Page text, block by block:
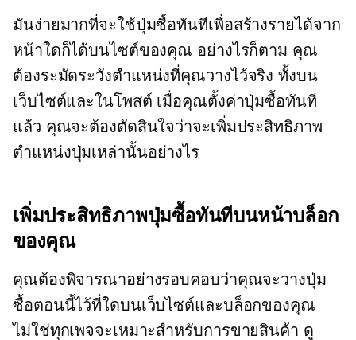
มันง่ายมากที่จะใช้ปุ่มซื้อทันทีเพื่อสร้างรายได้จาก
หน้าใดก็ได้บนไซต์ของคุณ อย่างไรก็ตาม คุณ
ต้องระมัดระวังตำแหน่งที่คุณวางไว้จริง ทั้งบน
เว็บไซต์และในโพสต์ เมื่อคุณตั้งค่าปุ่มซื้อทันที
แล้ว คุณจะต้องตัดสินใจว่าจะเพิ่มประสิทธิภาพ
ตำแหน่งปุ่มเหล่านั้นอย่างไร
เพิ่มประสิทธิภาพปุ่มซื้อทันทีบนหน้าบล็อก
ของคุณ
คุณต้องพิจารณาอย่างรอบคอบว่าคุณจะวางปุ่ม
ซื้อตอนนี้ไว้ที่ใดบนเว็บไซต์และบล็อกของคุณ
ไม่ใช่ทุกเพจจะเหมาะสำหรับการขายสินค้า ดู